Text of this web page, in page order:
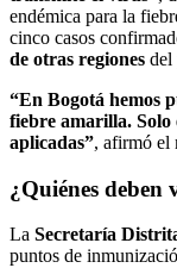
endémica para la
cinco casos
de otras regiones del
“En Bogotá hemos
fiebre amarilla. Solo
aplicadas”, afirmó el
¿Quiénes deben
La Secretaría
puntos de